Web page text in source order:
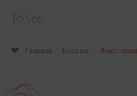
Главная Каталог Лонгсливы